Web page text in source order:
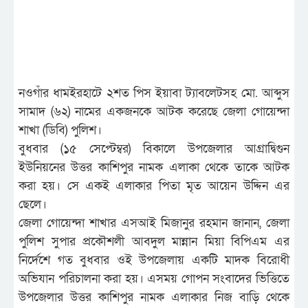
নওগাঁর ধামইরহাটে ২শত পিস ইয়াবা ট্যাবলেটসহ মো. আব্দুস
সামাদ (৬২) নামের একজনকে আটক করেছে জেলা গোয়েন্দা
শাখা (ডিবি) পুলিশ।
বুধবার (১৫ সেপ্টেম্বর) বিকালে উপজেলার আগ্রাদ্বিগুন
ইউনিয়নের উত্তর কাশিপুর নামক এলাকা থেকে তাকে আটক
করা হয়। সে একই এলাকার পিতা মৃত আয়েন উদ্দিন এর
ছেলে।
জেলা গোয়েন্দা শাখার এসআই মিজানুর রহমান জানান, জেলা
পুলিশ সুপার প্রকৌশলী আবদুল মান্নান মিয়া বিপিএম এর
নির্দেশে গত বুধবার ওই উপজেলায় একটি মাদক বিরোধী
অভিযান পরিচালনা করা হয়। এসময় গোপন সংবাদের ভিত্তিতে
উপজেলার উত্তর কাশিপুর নামক এলাকার নিজ বাড়ি থেকে